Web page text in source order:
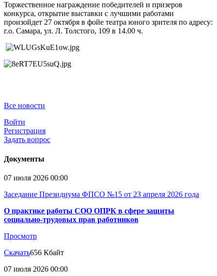
Торжественное награждение победителей и призеров
конкурса, открытие выставки с лучшими работами
произойдет 27 октября в фойе театра юного зрителя по адресу:
г.о. Самара, ул. Л. Толстого, 109 в 14.00 ч.
Все новости
Войти
Регистрация
Задать вопрос
Документы
07 июля 2026 00:00
Заседание Президиума ФПСО №15 от 23 апреля 2026 года
О практике работы СОО ОПРК в сфере защиты
социально-трудовых прав работников
Просмотр
Скачать656 Кбайт
07 июля 2026 00:00